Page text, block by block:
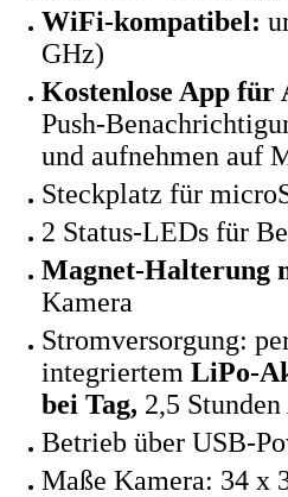
WiFi-kompatibel:
GHz)
Kostenlose App
Push-
und aufnehmen auf
Steckplatz für
2 Status-LEDs für
Magnet-Halterung
Kamera
Stromversorgung:
integriertem LiPo-
bei Tag, 2,5
Betrieb über USB-
Maße Kamera: 34 x